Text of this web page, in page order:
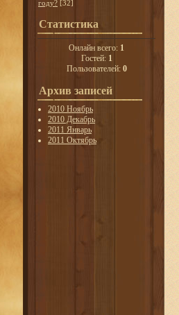
году? [32]
Статистика
Онлайн всего: 1
Гостей: 1
Пользователей: 0
Архив записей
2010 Ноябрь
2010 Декабрь
2011 Январь
2011 Октябрь